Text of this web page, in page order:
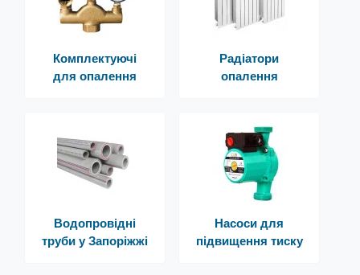
Комплектуючі
для опалення
Радіатори
опалення
Водопровідні
труби у Запоріжжі
Насоси для
підвищення тиску